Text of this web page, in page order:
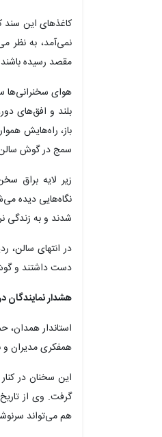
کاغذهای این سند
نمی‌آمد، به نظر
مقصد رسیده
هوای سخنرانی‌ها
بلند و افق‌های
باز، راه‌هایش
سمج در گوش سالن
زیر لایه براق
نگاه‌هایی دیده
شدند و به زندگی
در انتهای سالن،
دست داشتند و
هشدار
استاندار
همفکری مدیران و
این سخنان در
گرفت. وی از
هم می‌تواند